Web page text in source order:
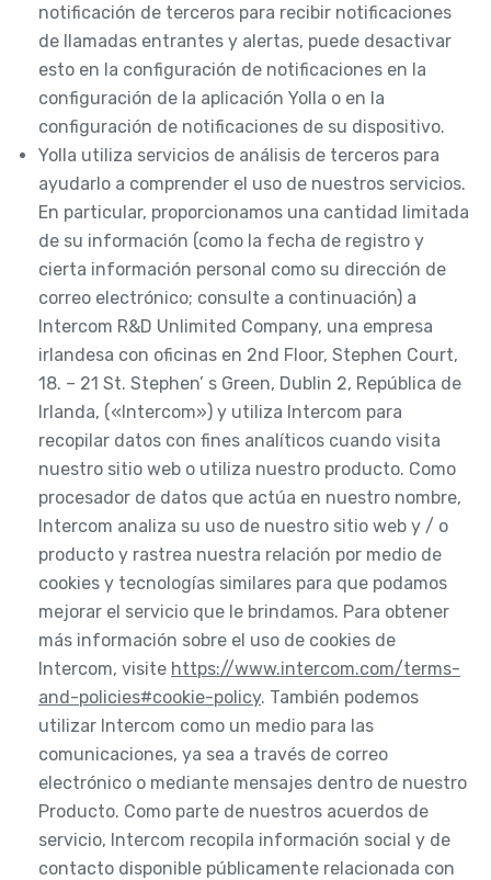
notificación de terceros para recibir notificaciones
de llamadas entrantes y alertas, puede desactivar
esto en la configuración de notificaciones en la
configuración de la aplicación Yolla o en la
configuración de notificaciones de su dispositivo.
Yolla utiliza servicios de análisis de terceros para
ayudarlo a comprender el uso de nuestros servicios.
En particular, proporcionamos una cantidad limitada
de su información (como la fecha de registro y
cierta información personal como su dirección de
correo electrónico; consulte a continuación) a
Intercom R&D Unlimited Company, una empresa
irlandesa con oficinas en 2nd Floor, Stephen Court,
18. – 21 St. Stephen’ s Green, Dublin 2, República de
Irlanda, («Intercom») y utiliza Intercom para
recopilar datos con fines analíticos cuando visita
nuestro sitio web o utiliza nuestro producto. Como
procesador de datos que actúa en nuestro nombre,
Intercom analiza su uso de nuestro sitio web y / o
producto y rastrea nuestra relación por medio de
cookies y tecnologías similares para que podamos
mejorar el servicio que le brindamos. Para obtener
más información sobre el uso de cookies de
Intercom, visite https://www.intercom.com/terms-
and-policies#cookie-policy. También podemos
utilizar Intercom como un medio para las
comunicaciones, ya sea a través de correo
electrónico o mediante mensajes dentro de nuestro
Producto. Como parte de nuestros acuerdos de
servicio, Intercom recopila información social y de
contacto disponible públicamente relacionada con